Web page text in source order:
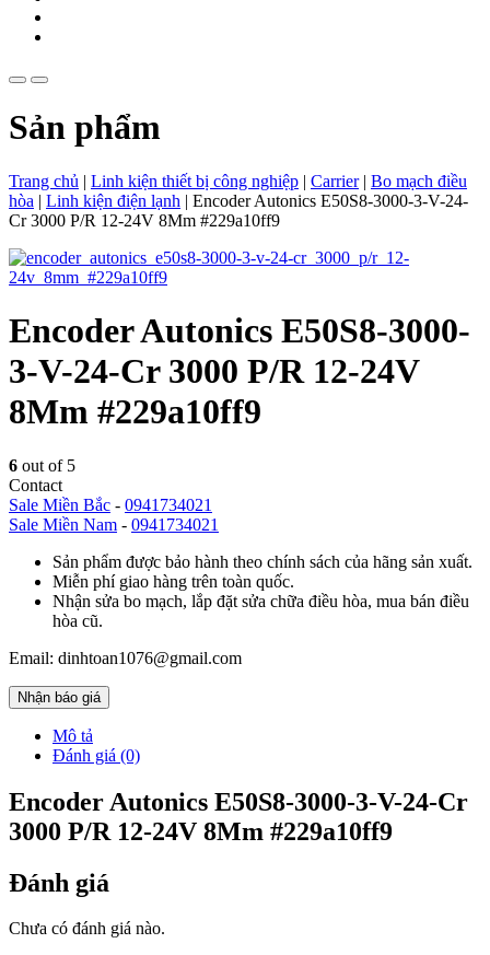
Sản phẩm
Trang chủ | Linh kiện thiết bị công nghiệp | Carrier| Bo mạch điều
hòa | Linh kiện điện lạnh | Encoder Autonics E50S8-3000-3-V-24-
Cr 3000 P/R 12-24V 8Mm #229a10ff9
Encoder Autonics E50S8-3000-
3-V-24-Cr 3000 P/R 12-24V
8Mm #229a10ff9
6 out of 5
Contact
Sale Miền Bắc - 0941734021
Sale Miền Nam - 0941734021
Sản phẩm được bảo hành theo chính sách của hãng sản xuất.
Miễn phí giao hàng trên toàn quốc.
Nhận sửa bo mạch, lắp đặt sửa chữa điều hòa, mua bán điều
hòa cũ.
Email: dinhtoan1076@gmail.com
Nhận báo giá
Mô tả
Đánh giá (0)
Encoder Autonics E50S8-3000-3-V-24-Cr
3000 P/R 12-24V 8Mm #229a10ff9
Đánh giá
Chưa có đánh giá nào.